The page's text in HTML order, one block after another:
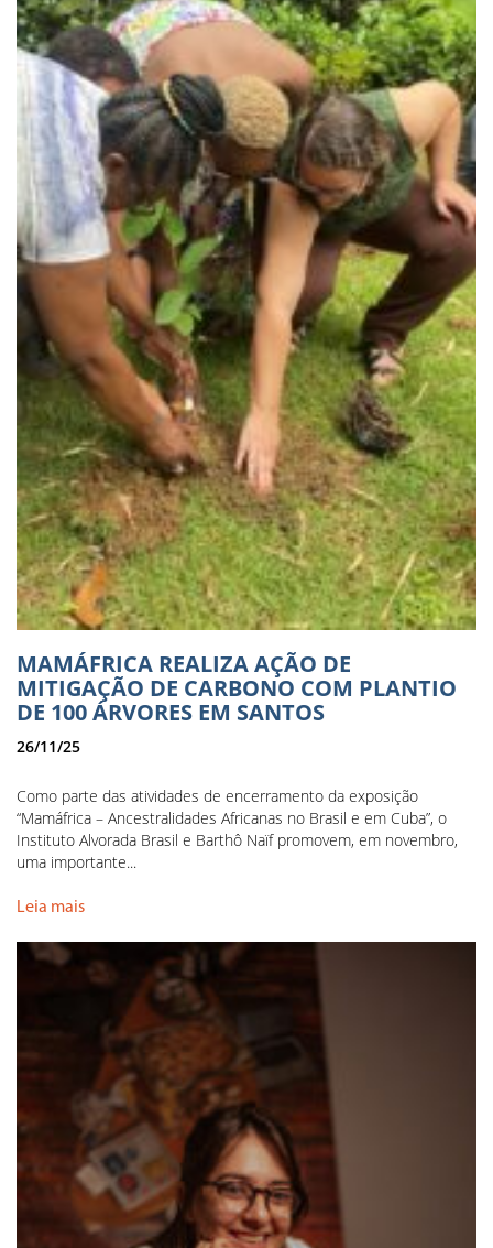
MAMÁFRICA REALIZA AÇÃO DE
MITIGAÇÃO DE CARBONO COM PLANTIO
DE 100 ÁRVORES EM SANTOS
26/11/25
Como parte das atividades de encerramento da exposição
“Mamáfrica – Ancestralidades Africanas no Brasil e em Cuba”, o
Instituto Alvorada Brasil e Barthô Naïf promovem, em novembro,
uma importante...
Leia mais